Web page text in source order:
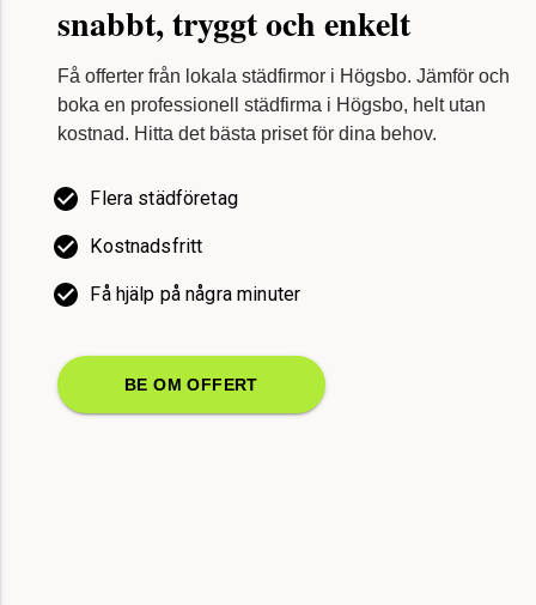
Kontakt och support
snabbt, tryggt och enkelt
Få offerter från lokala städfirmor i Högsbo. Jämför och
boka en professionell städfirma i Högsbo, helt utan
kostnad. Hitta det bästa priset för dina behov.
Flera städföretag
Kostnadsfritt
Få hjälp på några minuter
BE OM OFFERT